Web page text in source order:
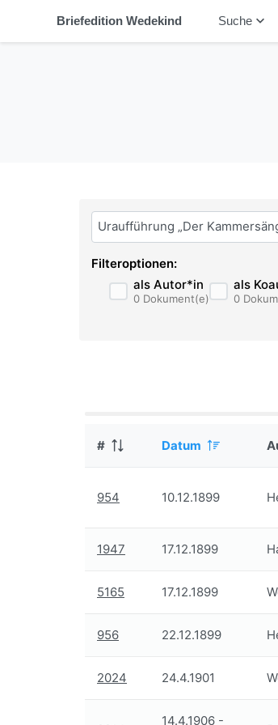
Briefedition Wedekind Suchekeyboard_arrow_down
Bitte geben Sie hier ihren
Filteroptionen:
als Autor*in
0 Dokument(e)
als
0
# Datum
954 10.12.1899
1947 17.12.1899
5165 17.12.1899
956 22.12.1899
2024 24.4.1901
14.4.1906 -